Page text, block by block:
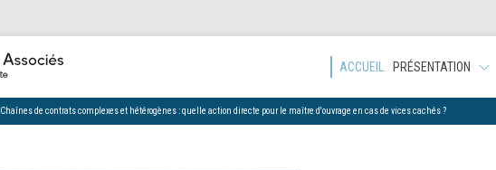
ACCUEIL PRÉSENTATION
Chaînes de contrats complexes et hétérogènes : quelle action directe pour le maître d'ouvrage en cas de vices cachés ?